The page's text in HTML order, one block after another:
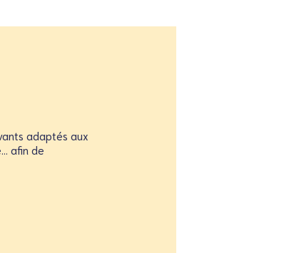
adaptés aux
afin de